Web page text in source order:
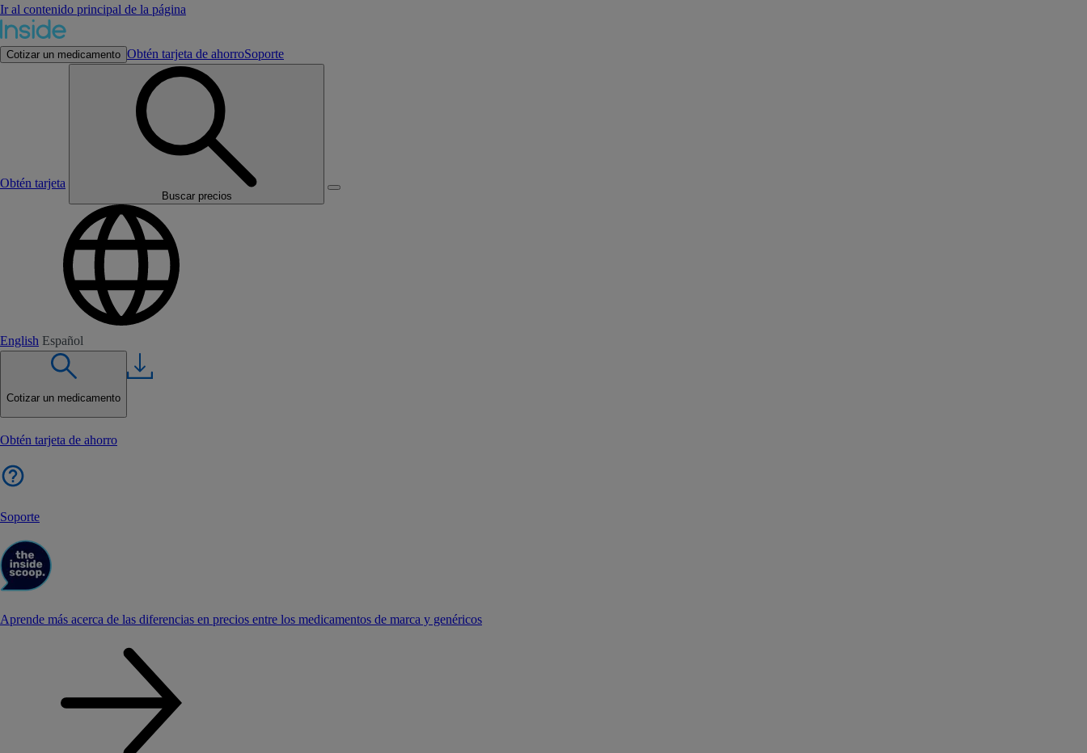
Ir al contenido principal de la página
Cotizar un medicamento Obtén tarjeta de ahorroSoporte
Obtén tarjeta
Buscar precios
English Español
Cotizar un medicamento
Obtén tarjeta de ahorro
Soporte
Aprende más acerca de las diferencias en precios entre los medicamentos de marca y genéricos